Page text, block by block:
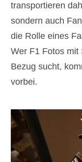
transportieren
sondern auch
die Rolle eines
Wer F1 Fotos mit
Bezug sucht,
vorbei.